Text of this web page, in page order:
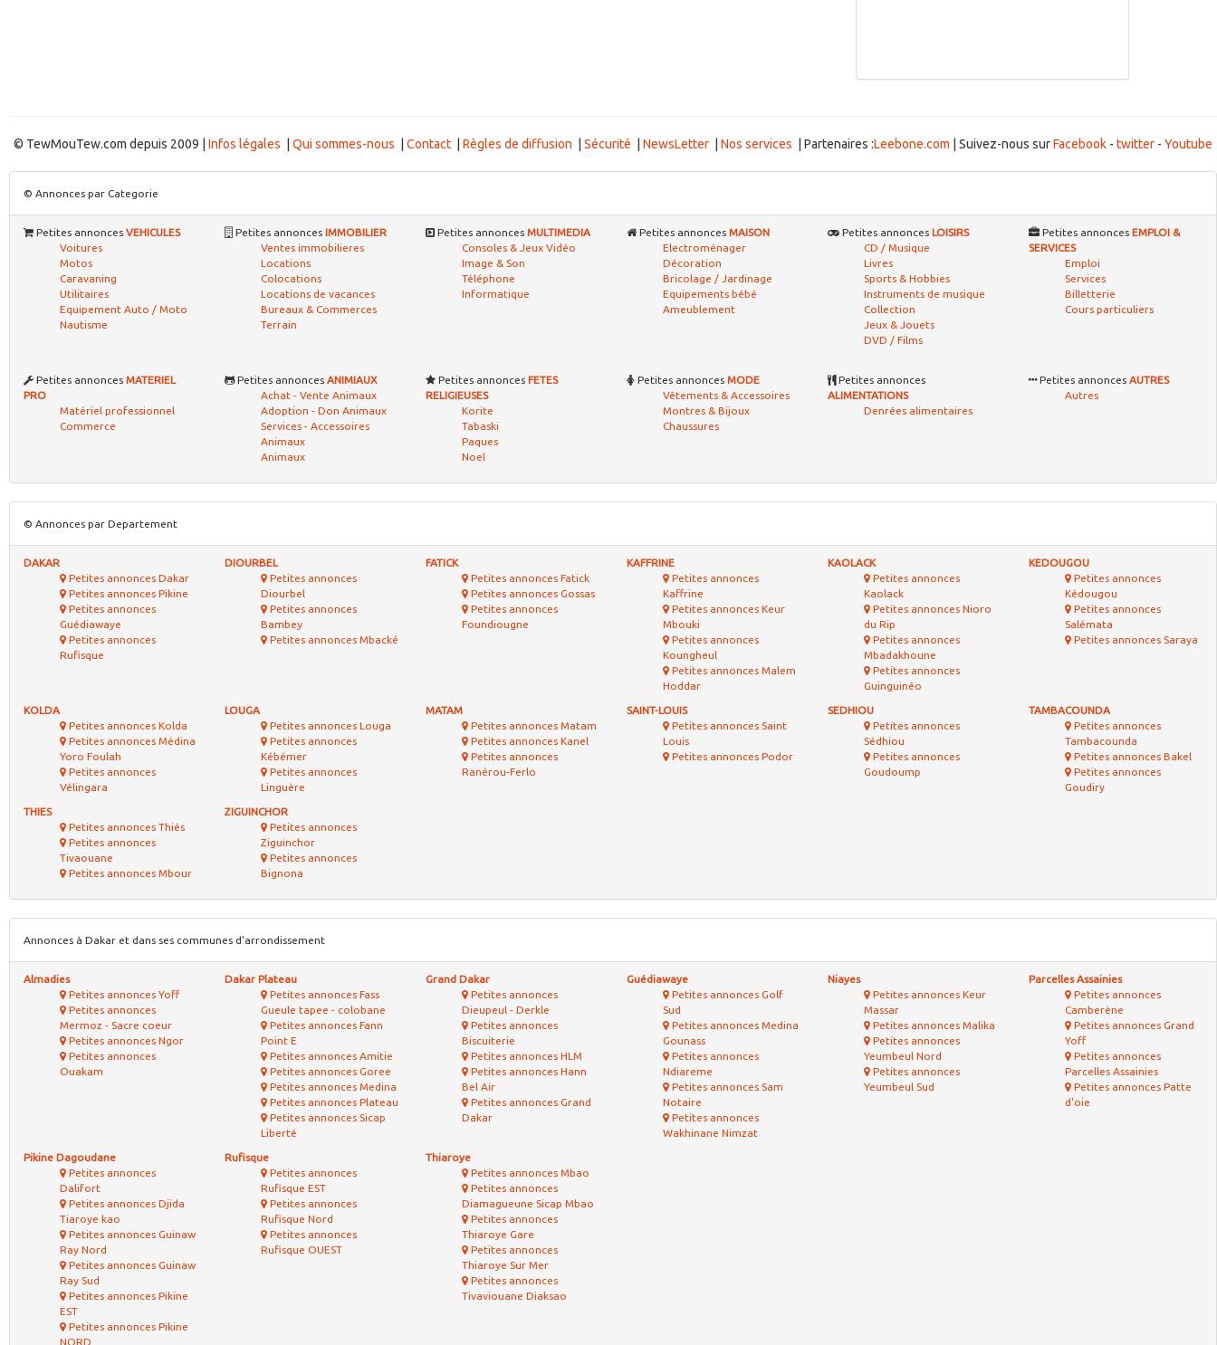
© TewMouTew.com depuis 2009 | Infos légales Qui sommes-nous Contact Règles de diffusion Sécurité NewsLetter Nos services | Partenaires :Leebone.com | Suivez-nous surFacebook - twitter - Youtube
© Annonces par Categorie
Petites annonces VEHICULES
Voitures
Motos
Caravaning
Utilitaires
Equipement Auto / Moto
Nautisme
Petites annonces IMMOBILIER
Ventes immobilieres
Locations
Colocations
Locations de vacances
Bureaux & Commerces
Terrain
Petites annonces MULTIMEDIA
Consoles & Jeux Vidéo
Image & Son
Téléphone
Informatique
Petites annonces MAISON
Electroménager
Décoration
Bricolage / Jardinage
Equipements bébé
Ameublement
Petites annonces LOISIRS
CD / Musique
Livres
Sports & Hobbies
Instruments de musique
Collection
Jeux & Jouets
DVD / Films
Petites annonces EMPLOI &
SERVICES
Emploi
Services
Billetterie
Cours particuliers
Petites annonces MATERIEL
PRO
Matériel professionnel
Commerce
Petites annonces ANIMIAUX
Achat - Vente Animaux
Adoption - Don Animaux
Services - Accessoires
Animaux
Animaux
Petites annonces FETES
RELIGIEUSES
Korite
Tabaski
Paques
Noel
Petites annonces MODE
Vêtements & Accessoires
Montres & Bijoux
Chaussures
Petites annonces
ALIMENTATIONS
Denrées alimentaires
Petites annonces AUTRES
Autres
© Annonces par Departement
DAKAR
Petites annonces Dakar
Petites annonces Pikine
Petites annonces
Guédiawaye
Petites annonces
Rufisque
DIOURBEL
Petites annonces
Diourbel
Petites annonces
Bambey
Petites annonces Mbacké
FATICK
Petites annonces Fatick
Petites annonces Gossas
Petites annonces
Foundiougne
KAFFRINE
Petites annonces
Kaffrine
Petites annonces Keur
Mbouki
Petites annonces
Koungheul
Petites annonces Malem
Hoddar
KAOLACK
Petites annonces
Kaolack
Petites annonces Nioro
du Rip
Petites annonces
Mbadakhoune
Petites annonces
Guinguinéo
KEDOUGOU
Petites annonces
Kédougou
Petites annonces
Salémata
Petites annonces Saraya
KOLDA
Petites annonces Kolda
Petites annonces Médina
Yoro Foulah
Petites annonces
Vélingara
LOUGA
Petites annonces Louga
Petites annonces
Kébémer
Petites annonces
Linguère
MATAM
Petites annonces Matam
Petites annonces Kanel
Petites annonces
Ranérou-Ferlo
SAINT-LOUIS
Petites annonces Saint
Louis
Petites annonces Podor
SEDHIOU
Petites annonces
Sédhiou
Petites annonces
Goudoump
TAMBACOUNDA
Petites annonces
Tambacounda
Petites annonces Bakel
Petites annonces
Goudiry
THIES
Petites annonces Thiés
Petites annonces
Tivaouane
Petites annonces Mbour
ZIGUINCHOR
Petites annonces
Ziguinchor
Petites annonces
Bignona
Annonces à Dakar et dans ses communes d'arrondissement
Almadies
Petites annonces Yoff
Petites annonces
Mermoz - Sacre coeur
Petites annonces Ngor
Petites annonces
Ouakam
Dakar Plateau
Petites annonces Fass
Gueule tapee - colobane
Petites annonces Fann
Point E
Petites annonces Amitie
Petites annonces Goree
Petites annonces Medina
Petites annonces Plateau
Petites annonces Sicap
Liberté
Grand Dakar
Petites annonces
Dieupeul - Derkle
Petites annonces
Biscuiterie
Petites annonces HLM
Petites annonces Hann
Bel Air
Petites annonces Grand
Dakar
Guédiawaye
Petites annonces Golf
Sud
Petites annonces Medina
Gounass
Petites annonces
Ndiareme
Petites annonces Sam
Notaire
Petites annonces
Wakhinane Nimzat
Niayes
Petites annonces Keur
Massar
Petites annonces Malika
Petites annonces
Yeumbeul Nord
Petites annonces
Yeumbeul Sud
Parcelles Assainies
Petites annonces
Camberène
Petites annonces Grand
Yoff
Petites annonces
Parcelles Assainies
Petites annonces Patte
d'oie
Pikine Dagoudane
Petites annonces
Dalifort
Petites annonces Djida
Tiaroye kao
Petites annonces Guinaw
Ray Nord
Petites annonces Guinaw
Ray Sud
Petites annonces Pikine
EST
Petites annonces Pikine
NORD
Rufisque
Petites annonces
Rufisque EST
Petites annonces
Rufisque Nord
Petites annonces
Rufisque OUEST
Thiaroye
Petites annonces Mbao
Petites annonces
Diamagueune Sicap Mbao
Petites annonces
Thiaroye Gare
Petites annonces
Thiaroye Sur Mer
Petites annonces
Tivaviouane Diaksao